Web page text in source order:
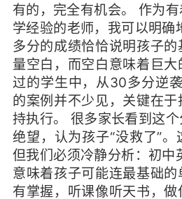
有的，完全有机会。 作为
学经验的老师，我可以明
多分的成绩恰恰说明孩子
量空白，而空白意味着巨
过的学生中，从30多分逆
的案例并不少见，关键在
持执行。 很多家长看到这
绝望，认为孩子“没救了”。
但我们必须冷静分析：初中
意味着孩子可能连最基础
有掌握，听课像听天书，